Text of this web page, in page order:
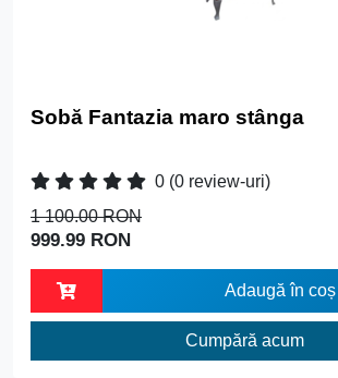
Sobă Fantazia maro stânga
0 (0 review-uri)
1 100.00 RON
999.99 RON
Adaugă în coș
Cumpără acum